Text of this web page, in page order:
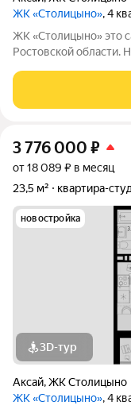
ЖК «Столицыно», 4
ЖК «Столицыно» это самый масштабный проект ГК ТОЧНО в
Ростовской области.
на 600 мест,
бассейном.
3 776 000 ₽
от 18 089 ₽ в месяц
23,5 м²
квартира-
новостройка
3D-тур
Аксай,ЖК Столицыно
ЖК «Столицыно», 4